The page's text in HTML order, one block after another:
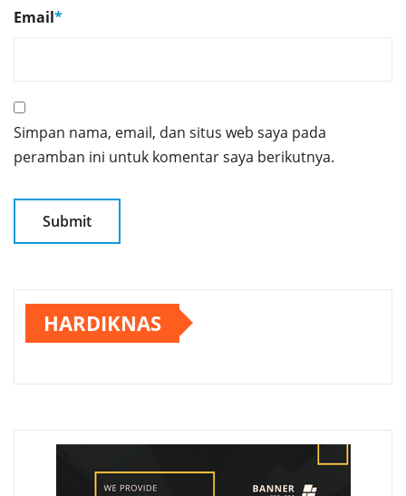
Email*
Simpan nama, email, dan situs web saya pada
peramban ini untuk komentar saya berikutnya.
HARDIKNAS